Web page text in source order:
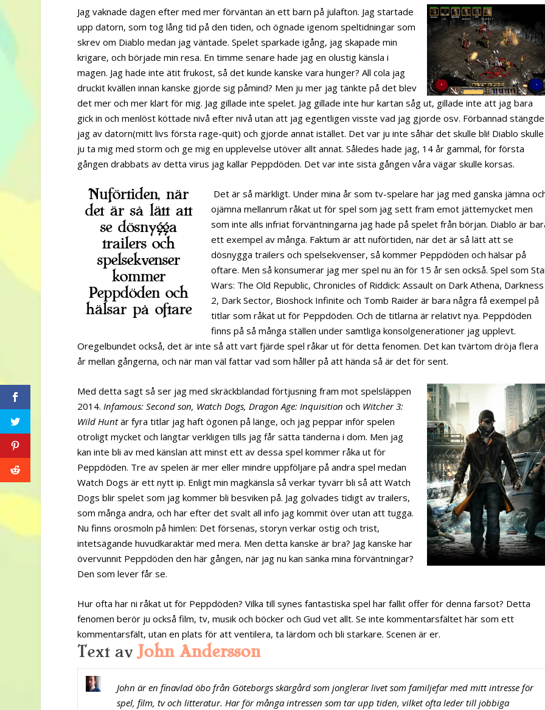
Jag vaknade dagen efter med mer förväntan än ett barn på julafton. Jag startade
upp datorn, som tog lång tid på den tiden, och ögnade igenom speltidningar som
skrev om Diablo medan jag väntade. Spelet sparkade igång, jag skapade min
krigare, och började min resa. En timme senare hade jag en olustig känsla i
magen. Jag hade inte ätit frukost, så det kunde kanske vara hunger? All cola jag
druckit kvällen innan kanske gjorde sig påmind? Men ju mer jag tänkte på det blev
det mer och mer klart för mig. Jag gillade inte spelet. Jag gillade inte hur kartan såg ut, gillade inte att jag bara
gick in och menlöst köttade nivå efter nivå utan att jag egentligen visste vad jag gjorde osv. Förbannad stängde
jag av datorn(mitt livs första rage-quit) och gjorde annat istället. Det var ju inte såhär det skulle bli! Diablo skulle
ju ta mig med storm och ge mig en upplevelse utöver allt annat. Således hade jag, 14 år gammal, för första
gången drabbats av detta virus jag kallar Peppdöden. Det var inte sista gången våra vägar skulle korsas.
Nuförtiden, när
det är så lätt att
se dösnygga
trailers och
spelsekvenser
kommer
Peppdöden och
hälsar på oftare
Det är så märkligt. Under mina år som tv-spelare har jag med ganska jämna
ojämna mellanrum råkat ut för spel som jag sett fram emot jättemycket men
som inte alls infriat förväntningarna jag hade på spelet från början. Diablo är
ett exempel av många. Faktum är att nuförtiden, när det är så lätt att se
dösnygga trailers och spelsekvenser, så kommer Peppdöden och hälsar på
oftare. Men så konsumerar jag mer spel nu än för 15 år sen också. Spel som
Wars: The Old Republic, Chronicles of Riddick: Assault on Dark Athena, Darkness
2, Dark Sector, Bioshock Infinite och Tomb Raider är bara några få exempel på
titlar som råkat ut för Peppdöden. Och de titlarna är relativt nya. Peppdöden
finns på så många ställen under samtliga konsolgenerationer jag upplevt.
Oregelbundet också, det är inte så att vart fjärde spel råkar ut för detta fenomen. Det kan tvärtom dröja flera
år mellan gångerna, och när man väl fattar vad som håller på att hända så är det för sent.
Med detta sagt så ser jag med skräckblandad förtjusning fram mot spelsläppen
2014.Infamous: Second son, Watch Dogs, Dragon Age: Inquisition och Witcher 3:
Wild Huntär fyra titlar jag haft ögonen på länge, och jag peppar inför spelen
otroligt mycket och längtar verkligen tills jag får sätta tänderna i dom. Men jag
kan inte bli av med känslan att minst ett av dessa spel kommer råka ut för
Peppdöden. Tre av spelen är mer eller mindre uppföljare på andra spel medan
Watch Dogs är ett nytt ip. Enligt min magkänsla så verkar tyvärr bli så att Watch
Dogs blir spelet som jag kommer bli besviken på. Jag golvades tidigt av trailers,
som många andra, och har efter det svalt all info jag kommit över utan att tugga.
Nu finns orosmoln på himlen: Det försenas, storyn verkar ostig och trist,
intetsägande huvudkaraktär med mera. Men detta kanske är bra? Jag kanske har
övervunnit Peppdöden den här gången, när jag nu kan sänka mina förväntningar?
Den som lever får se.
Hur ofta har ni råkat ut för Peppdöden? Vilka till synes fantastiska spel har fallit offer för denna farsot? Detta
fenomen berör ju också film, tv, musik och böcker och Gud vet allt. Se inte kommentarsfältet här som ett
kommentarsfält, utan en plats för att ventilera, ta lärdom och bli starkare. Scenen är er.
Text avJohn Andersson
John är en finavlad öbo från Göteborgs skärgård som jonglerar livet som familjefar med mitt intresse för
spel, film, tv och litteratur. Har för många intressen som tar upp tiden, vilket ofta leder till jobbiga